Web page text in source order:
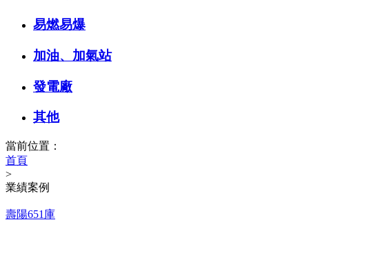
易燃易爆
加油、加氣站
發電廠
其他
當前位置：
首頁
>
業績案例
壽陽651庫